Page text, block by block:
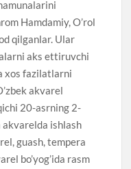
Hamdamiy, O’rol
qilganlar. Ular
aks ettiruvchi
xos fazilatlarni
akvarel
20-asrning 2-
akvarelda ishlash
guash, tempera
bo’yog’ida rasm